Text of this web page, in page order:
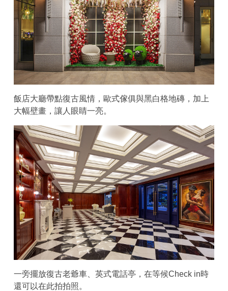
飯店大廳帶點復古風情，歐式傢俱與黑白格地磚，加上
大幅壁畫，讓人眼睛一亮。
一旁擺放復古老爺車、英式電話亭，在等候Check in時
還可以在此拍拍照。